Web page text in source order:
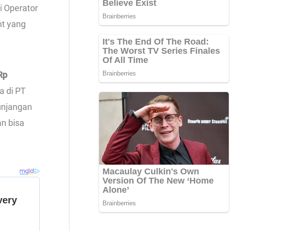
Operator
yang
di PT
bisa